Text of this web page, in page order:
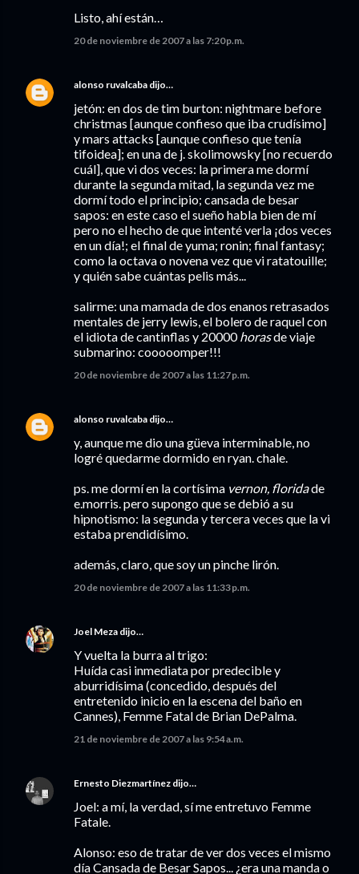
Listo, ahí están…
20 de noviembre de 2007 a las 7:20 p.m.
alonso ruvalcaba dijo…
jetón: en dos de tim burton: nightmare before
christmas [aunque confieso que iba crudísimo]
y mars attacks [aunque confieso que tenía
tifoidea]; en una de j. skolimowsky [no recuerdo
cuál], que vi dos veces: la primera me dormí
durante la segunda mitad, la segunda vez me
dormí todo el principio; cansada de besar
sapos: en este caso el sueño habla bien de mí
pero no el hecho de que intenté verla ¡dos veces
en un día!; el final de yuma; ronin; final fantasy;
como la octava o novena vez que vi ratatouille;
y quién sabe cuántas pelis más...
salirme: una mamada de dos enanos retrasados
mentales de jerry lewis, el bolero de raquel con
el idiota de cantinflas y 20000horasde viaje
submarino: cooooomper!!!
20 de noviembre de 2007 a las 11:27 p.m.
alonso ruvalcaba dijo…
y, aunque me dio una güeva interminable, no
logré quedarme dormido en ryan. chale.
ps. me dormí en la cortísima vernon, floridade
e.morris. pero supongo que se debió a su
hipnotismo: la segunda y tercera veces que la vi
estaba prendidísimo.
además, claro, que soy un pinche lirón.
20 de noviembre de 2007 a las 11:33 p.m.
Joel Meza dijo…
Y vuelta la burra al trigo:
Huída casi inmediata por predecible y
aburridísima (concedido, después del
entretenido inicio en la escena del baño en
Cannes), Femme Fatal de Brian DePalma.
21 de noviembre de 2007 a las 9:54 a.m.
Ernesto Diezmartínez dijo…
Joel: a mí, la verdad, sí me entretuvo Femme
Fatale.
Alonso: eso de tratar de ver dos veces el mismo
día Cansada de Besar Sapos... ¿era una manda o